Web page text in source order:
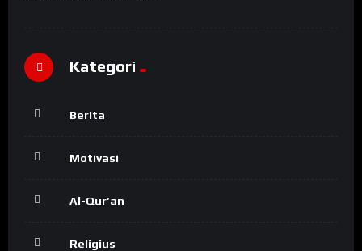
Kategori
Berita
Motivasi
Al-Qur’an
Religius